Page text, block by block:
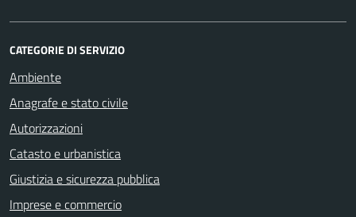
CATEGORIE DI SERVIZIO
Ambiente
Anagrafe e stato civile
Autorizzazioni
Catasto e urbanistica
Giustizia e sicurezza pubblica
Imprese e commercio